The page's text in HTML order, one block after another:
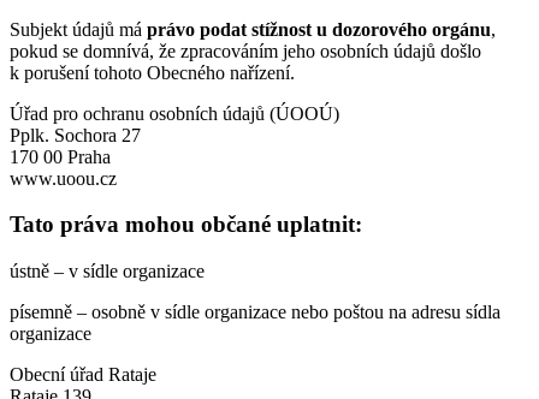
Subjekt údajů má právo podat stížnost u dozorového orgánu,
pokud se domnívá, že zpracováním jeho osobních údajů došlo
k porušení tohoto Obecného nařízení.
Úřad pro ochranu osobních údajů (ÚOOÚ)
Pplk. Sochora 27
170 00 Praha
www.uoou.cz
Tato práva mohou občané uplatnit:
ústně – v sídle organizace
písemně – osobně v sídle organizace nebo poštou na adresu sídla
organizace
Obecní úřad Rataje